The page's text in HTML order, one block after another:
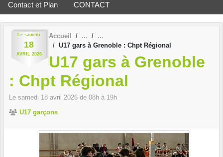
Contact et Plan CONTACT
Le samedi
18
AVRIL 2026
Accueil
U17 gars à Grenoble : Chpt Régional
U17 gars à Grenoble
: Chpt Régional
Le samedi 18 avril 2026 de 08h à 19h
U17 garçons